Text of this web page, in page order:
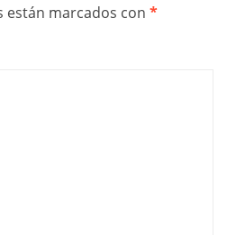
están marcados con *